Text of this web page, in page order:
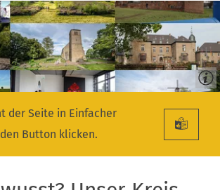
der Seite in Einfacher
Button klicken.